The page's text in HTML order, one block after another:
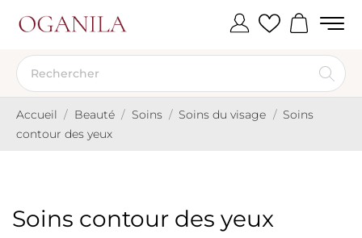
Accueil Beauté Soins Soins du visage
Soins
contour des yeux
Soins contour des yeux